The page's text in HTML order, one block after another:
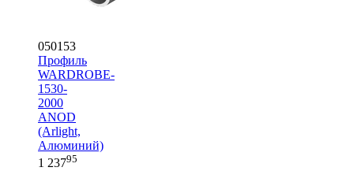
050153
Профиль
WARDROBE-
1530-
2000
ANOD
(Arlight,
Алюминий)
1 23795